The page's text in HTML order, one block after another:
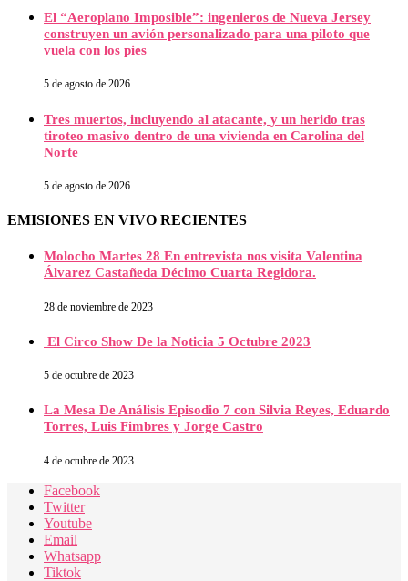
El “Aeroplano Imposible”: ingenieros de Nueva Jersey
construyen un avión personalizado para una piloto que
vuela con los pies
5 de agosto de 2026
Tres muertos, incluyendo al atacante, y un herido tras
tiroteo masivo dentro de una vivienda en Carolina del
Norte
5 de agosto de 2026
EMISIONES EN VIVO RECIENTES
Molocho Martes 28 En entrevista nos visita Valentina
Álvarez Castañeda Décimo Cuarta Regidora.
28 de noviembre de 2023
El Circo Show De la Noticia 5 Octubre 2023
5 de octubre de 2023
La Mesa De Análisis Episodio 7 con Silvia Reyes, Eduardo
Torres, Luis Fimbres y Jorge Castro
4 de octubre de 2023
Facebook
Twitter
Youtube
Email
Whatsapp
Tiktok